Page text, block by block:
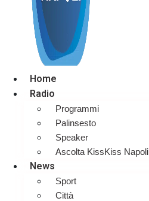
Home
Radio
Programmi
Palinsesto
Speaker
Ascolta KissKiss Napoli
News
Sport
Città